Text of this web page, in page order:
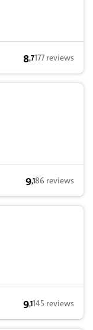
8,7 op basis van
8,7177 reviews
9,1 op basis
9,186 reviews
9,1 op basis van
9,1145 reviews